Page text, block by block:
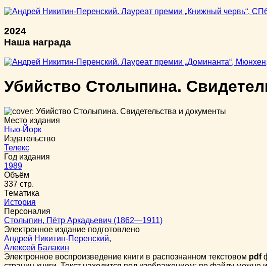
2024
Наша награда
Убийство Столыпина.
Место издания
Нью-Йорк
Издательство
Телекс
Год издания
1989
Объём
337 стр.
Тематика
История
Персоналия
Столыпин, Пётр Аркадьевич (1862—1911)
Электронное издание подготовлено
Андрей Никитин-Перенский,
Алексей Балакин
Электронное воспроизведение книги в распознанном текстовом pdf